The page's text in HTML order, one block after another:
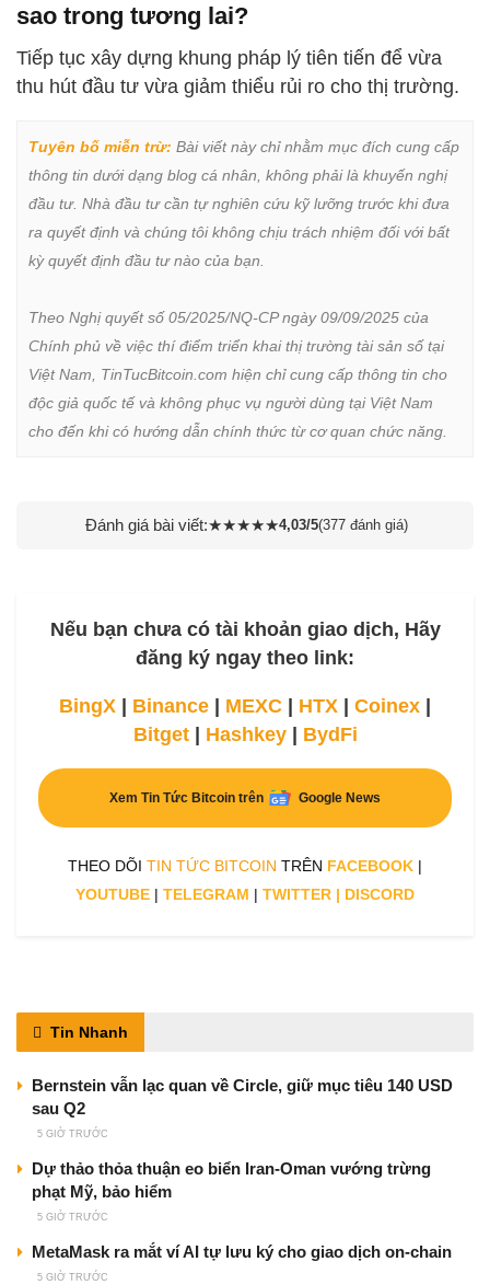
sao trong tương lai?
Tiếp tục xây dựng khung pháp lý tiên tiến để vừa
thu hút đầu tư vừa giảm thiểu rủi ro cho thị trường.
Tuyên bố miễn trừ: Bài viết này chỉ nhằm mục đích cung cấp
thông tin dưới dạng blog cá nhân, không phải là khuyến nghị
đầu tư. Nhà đầu tư cần tự nghiên cứu kỹ lưỡng trước khi đưa
ra quyết định và chúng tôi không chịu trách nhiệm đối với bất
kỳ quyết định đầu tư nào của bạn.
Theo Nghị quyết số 05/2025/NQ-CP ngày 09/09/2025 của
Chính phủ về việc thí điểm triển khai thị trường tài sản số tại
Việt Nam, TinTucBitcoin.com hiện chỉ cung cấp thông tin cho
độc giả quốc tế và không phục vụ người dùng tại Việt Nam
cho đến khi có hướng dẫn chính thức từ cơ quan chức năng.
Đánh giá bài viết:★★★★★4,03/5(377 đánh giá)
Nếu bạn chưa có tài khoản giao dịch, Hãy
đăng ký ngay theo link:
BingX Binance MEXC HTX Coinex
Bitget| Hashkey| BydFi
Xem Tin Tức Bitcoin trên Google News
THEO DÕI TIN TỨC BITCOIN TRÊN FACEBOOK |
YOUTUBE | TELEGRAM | TWITTER | DISCORD
Tin Nhanh
Bernstein vẫn lạc quan về Circle, giữ mục tiêu 140 USD
sau Q2
5 GIỜ TRƯỚC
Dự thảo thỏa thuận eo biển Iran-Oman vướng trừng
phạt Mỹ, bảo hiểm
5 GIỜ TRƯỚC
MetaMask ra mắt ví AI tự lưu ký cho giao dịch on-chain
5 GIỜ TRƯỚC